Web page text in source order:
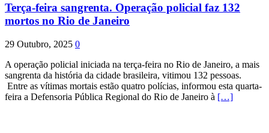
Terça-feira sangrenta. Operação policial faz 132
mortos no Rio de Janeiro
29 Outubro, 2025 0
A operação policial iniciada na terça-feira no Rio de Janeiro, a mais
sangrenta da história da cidade brasileira, vitimou 132 pessoas.
Entre as vítimas mortais estão quatro polícias, informou esta quarta-
feira a Defensoria Pública Regional do Rio de Janeiro à […]